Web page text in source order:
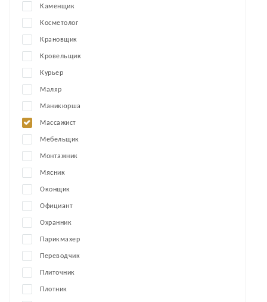
Каменщик
Косметолог
Крановщик
Кровельщик
Курьер
Маляр
Маникюрша
Массажист
Мебельщик
Монтажник
Мясник
Оконщик
Официант
Охранник
Парикмахер
Переводчик
Плиточник
Плотник